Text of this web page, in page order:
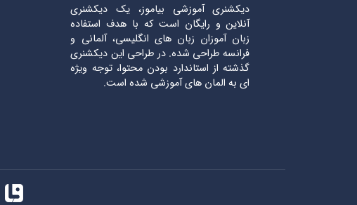
دیکشنری آموزشی بیاموز، یک دیکشنری
آنلاین و رایگان است که با هدف استفاده
زبان آموزان زبان های انگلیسی، آلمانی و
فرانسه طراحی شده. در طراحی این دیکشنری
گذشته از استاندارد بودن محتوا، توجه ویژه
ای به المان های آموزشی شده است.